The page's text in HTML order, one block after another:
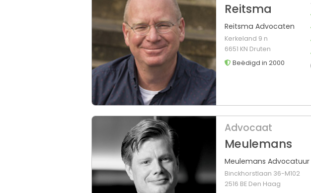
Reitsma
Reitsma Advocaten
Kerkeland 9 n
6651 KN Druten
Beëdigd in 2000
Advocaat
Meulemans
Meulemans Advocatuur
Binckhorstlaan 36-M102
2516 BE Den Haag